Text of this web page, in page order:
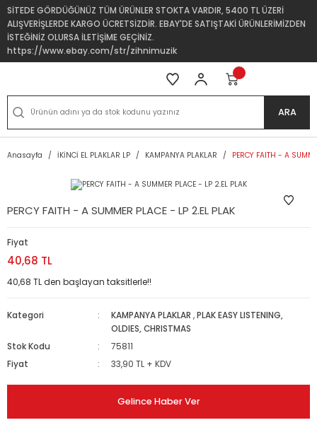
SİTEDE GÖRDÜĞÜNÜZ TÜM ÜRÜNLER STOKTA VARDIR, 5400 TL ÜZERİ
ALIŞVERİŞLERDE KARGO ÜCRETSİZDİR. EBAY'DE SATIŞTAKİ ÜRÜNLERİMİZDEN
İSTEĞİNİZ OLURSA İLETİŞİME GEÇİNİZ.
https://www.ebay.com/str/zihnimuzik
ARA
Anasayfa İKİNCİ EL PLAKLAR LP KAMPANYA PLAKLAR PERCY FAITH - A
PERCY FAITH - A SUMMER PLACE - LP 2.EL PLAK
Fiyat
40,68 TL
40,68 TL den başlayan taksitlerle!!
Kategori KAMPANYA PLAKLAR ,PLAK EASY LISTENING,
OLDIES, CHRISTMAS
Stok Kodu
75811
Fiyat
33,90 TL + KDV
Gelince Haber Ver